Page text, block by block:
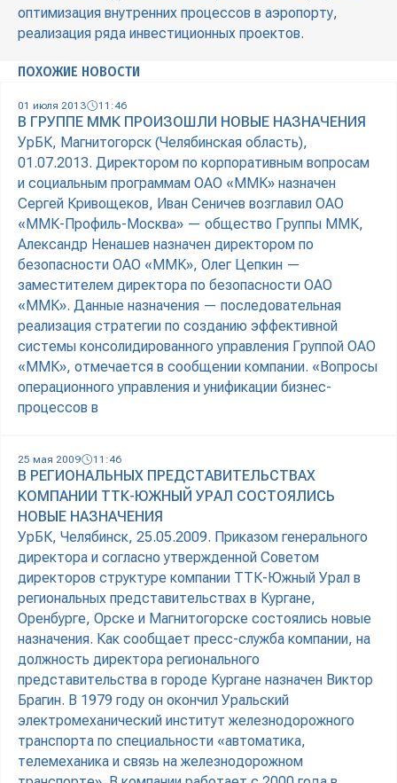
оптимизация внутренних процессов в аэропорту,
реализация ряда инвестиционных проектов.
ПОХОЖИЕ НОВОСТИ
01 июля 2013 11:46
В ГРУППЕ ММК ПРОИЗОШЛИ НОВЫЕ НАЗНАЧЕНИЯ
УрБК, Магнитогорск (Челябинская область),
01.07.2013. Директором по корпоративным вопросам
и социальным программам ОАО «ММК» назначен
Сергей Кривощеков, Иван Сеничев возглавил ОАО
«ММК-Профиль-Москва» — общество Группы ММК,
Александр Ненашев назначен директором по
безопасности ОАО «ММК», Олег Цепкин —
заместителем директора по безопасности ОАО
«ММК». Данные назначения — последовательная
реализация стратегии по созданию эффективной
системы консолидированного управления Группой ОАО
«ММК», отмечается в сообщении компании. «Вопросы
операционного управления и унификации бизнес-
процессов в
25 мая 2009 11:46
В РЕГИОНАЛЬНЫХ ПРЕДСТАВИТЕЛЬСТВАХ
КОМПАНИИ ТТК-ЮЖНЫЙ УРАЛ СОСТОЯЛИСЬ
НОВЫЕ НАЗНАЧЕНИЯ
УрБК, Челябинск, 25.05.2009. Приказом генерального
директора и согласно утвержденной Советом
директоров структуре компании ТТК-Южный Урал в
региональных представительствах в Кургане,
Оренбурге, Орске и Магнитогорске состоялись новые
назначения. Как сообщает пресс-служба компании, на
должность директора регионального
представительства в городе Кургане назначен Виктор
Брагин. В 1979 году он окончил Уральский
электромеханический институт железнодорожного
транспорта по специальности «автоматика,
телемеханика и связь на железнодорожном